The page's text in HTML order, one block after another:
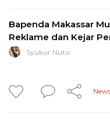
Bapenda Makassar
Reklame dan Kejar
Syukur Nutu
News